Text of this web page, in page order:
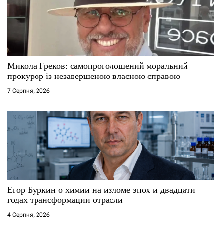
с
і
в
Микола Греков: самопроголошений моральний
прокурор із незавершеною власною справою
7 Серпня, 2026
Егор Буркин о химии на изломе эпох и двадцати
годах трансформации отрасли
4 Серпня, 2026